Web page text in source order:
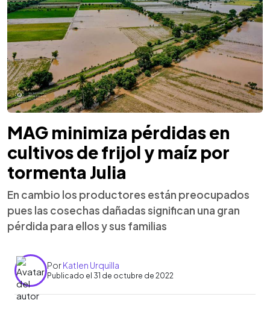
MAG minimiza pérdidas en
cultivos de frijol y maíz por
tormenta Julia
En cambio los productores están preocupados
pues las cosechas dañadas significan una gran
pérdida para ellos y sus familias
PorKatlen Urquilla
Publicado el 31 de octubre de 2022